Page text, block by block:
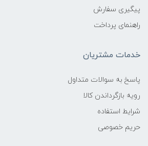
پیگیری سفارش
راهنمای پرداخت
خدمات مشتریان
پاسخ به سوالات متداول
رویه بازگرداندن کالا
شرایط استفاده
حریم خصوصی